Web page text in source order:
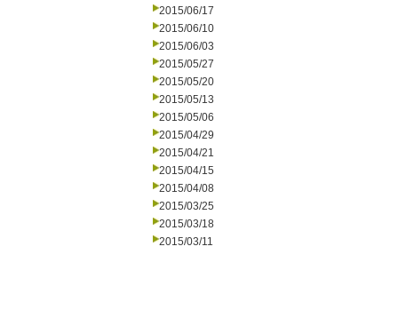
2015/06/17
2015/06/10
2015/06/03
2015/05/27
2015/05/20
2015/05/13
2015/05/06
2015/04/29
2015/04/21
2015/04/15
2015/04/08
2015/03/25
2015/03/18
2015/03/11